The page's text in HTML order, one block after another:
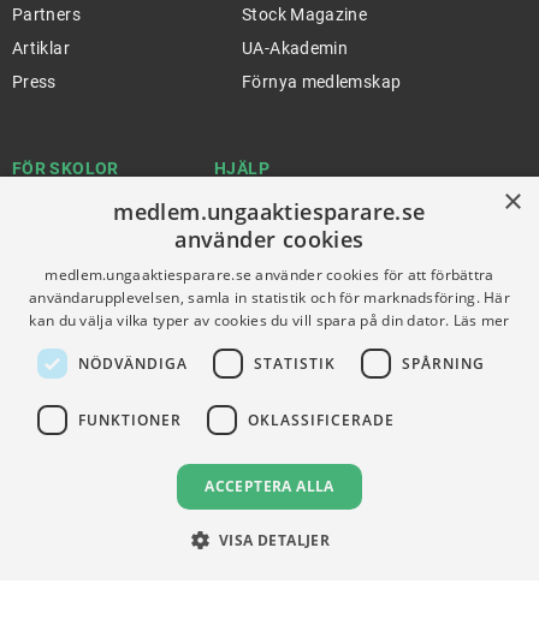
Partners
Artiklar
Press
Stock Magazine
UA-Akademin
Förnya medlemskap
FÖR SKOLOR
Gymnasieprofilen
HJÄLP
Support
VILLKOR
Användningsvillkor
Communityregler
×
medlem.ungaaktiesparare.se
använder cookies
medlem.ungaaktiesparare.se använder cookies för att förbättra
användarupplevelsen, samla in statistik och för marknadsföring. Här
kan du välja vilka typer av cookies du vill spara på din dator. Läs mer
NÖDVÄNDIGA STATISTIK SPÅRNING
FUNKTIONER OKLASSIFICERADE
ACCEPTERA ALLA
VISA DETALJER